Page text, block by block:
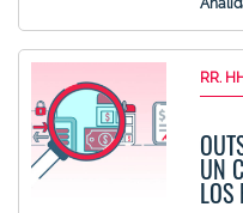
RR.
UN
LOS